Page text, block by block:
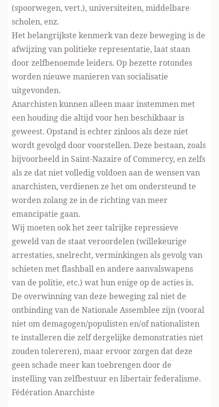
(spoorwegen, vert.), universiteiten, middelbare
scholen, enz.
Het belangrijkste kenmerk van deze beweging is de
afwijzing van politieke representatie, laat staan
door zelfbenoemde leiders. Op bezette rotondes
worden nieuwe manieren van socialisatie
uitgevonden.
Anarchisten kunnen alleen maar instemmen met
een houding die altijd voor hen beschikbaar is
geweest. Opstand is echter zinloos als deze niet
wordt gevolgd door voorstellen. Deze bestaan, zoals
bijvoorbeeld in Saint-Nazaire of Commercy, en zelfs
als ze dat niet volledig voldoen aan de wensen van
anarchisten, verdienen ze het om ondersteund te
worden zolang ze in de richting van meer
emancipatie gaan.
Wij moeten ook het zeer talrijke repressieve
geweld van de staat veroordelen (willekeurige
arrestaties, snelrecht, verminkingen als gevolg van
schieten met flashball en andere aanvalswapens
van de politie, etc.) wat hun enige op de acties is.
De overwinning van deze beweging zal niet de
ontbinding van de Nationale Assemblee zijn (vooral
niet om demagogen/populisten en/of nationalisten
te installeren die zelf dergelijke demonstraties niet
zouden tolereren), maar ervoor zorgen dat deze
geen schade meer kan toebrengen door de
instelling van zelfbestuur en libertair federalisme.
Fédération Anarchiste